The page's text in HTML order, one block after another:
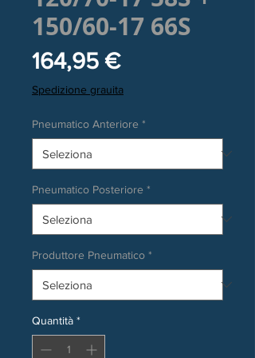
150/60-17 66S
164,95 €Prezzo
Spedizione grauita
Pneumatico Anteriore *
Pneumatico Posteriore *
Produttore Pneumatico *
Quantità *